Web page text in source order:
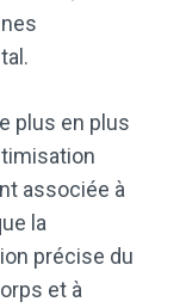
plus en plus
associée à
la
précise du
et à